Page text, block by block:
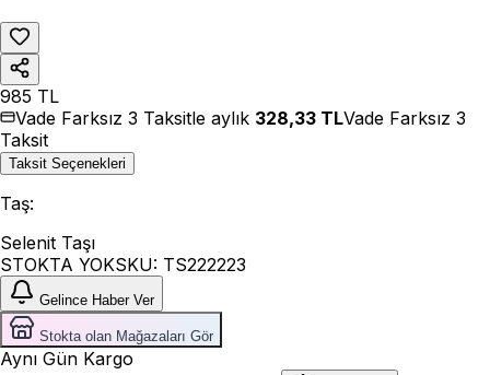
985 TL
Vade Farksız 3 Taksitle aylık 328,33 TLVade Farksız 3
Taksit
Taksit Seçenekleri
Taş:
Selenit Taşı
STOKTA YOKSKU: TS222223
Gelince Haber Ver
Stokta olan Mağazaları Gör
Aynı Gün Kargo